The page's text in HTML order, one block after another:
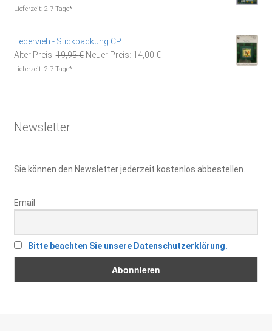
Lieferzeit: 2-7 Tage*
Federvieh - Stickpackung CP
Alter Preis: 19,95€ Ursprünglicher
Neuer Preis: 14,00 €Aktueller
Lieferzeit: 2-7 Tage*
Newsletter
Sie können den Newsletter jederzeit kostenlos abbestellen.
Email
Bitte beachten Sie unsere Datenschutzerklärung.